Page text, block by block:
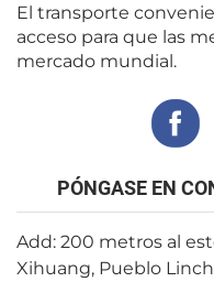
El transporte
acceso para que las
mercado mundial.
PÓNGASE EN
Add: 200 metros al
Xihuang, Pueblo